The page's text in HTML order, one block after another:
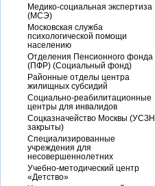
Медико-социальная экспертиза
(МСЭ)
Московская служба
психологической помощи
населению
Отделения Пенсионного фонда
(ПФР) (Социальный фонд)
Районные отделы центра
жилищных субсидий
Социально-реабилитационные
центры для инвалидов
Соцказначейство Москвы (УСЗН
закрыты)
Специализированные
учреждения для
несовершеннолетних
Учебно-методический центр
«Детство»